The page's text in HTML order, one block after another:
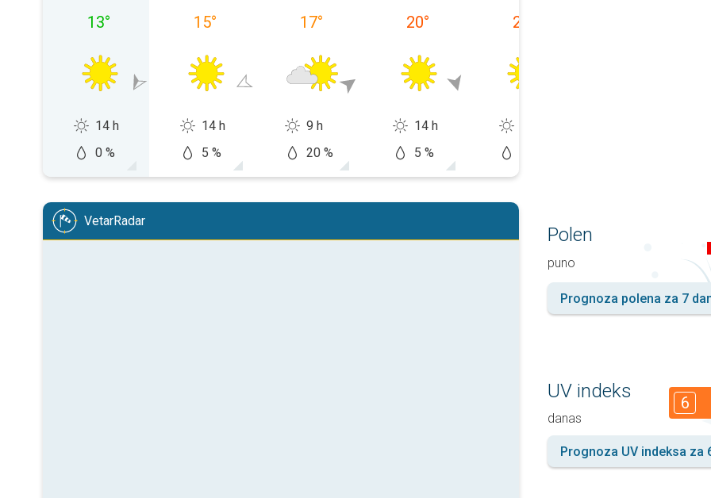
13°
14 h
0 %
15°
14 h
5 %
17°
9 h
20 %
20°
14 h
5 %
20
VetarRadar
Polen
puno
Prognoza polena za 7
UV indeks
danas
6
Prognoza UV indeksa za